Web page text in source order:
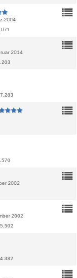
2004
2014
2002
2002